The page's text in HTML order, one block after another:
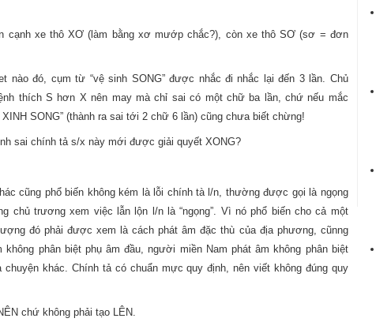
cạnh xe thô XƠ (làm bằng xơ mướp chắc?), còn xe thô SƠ (sơ = đơn
nào đó, cụm từ “vệ sinh SONG” được nhắc đi nhắc lại đến 3 lần. Chủ
thích S hơn X nên may mà chỉ sai có một chữ ba lần, chứ nếu mắc
XINH SONG” (thành ra sai tới 2 chữ 6 lần) cũng chưa biết chừng!
sai chính tả s/x này mới được giải quyết XONG?
cũng phổ biến không kém là lỗi chính tà l/n, thường được gọi là ngọng
chủ trương xem việc lẫn lộn l/n là “ngọng”. Vì nó phổ biến cho cả một
đó phải được xem là cách phát âm đặc thù của địa phương, cũnng
phân biệt phụ âm đầu, người miền Nam phát âm không phân biệt
khác. Chính tả có chuẩn mực quy định, nên viết không đúng quy
chứ không phải tạo LÊN.